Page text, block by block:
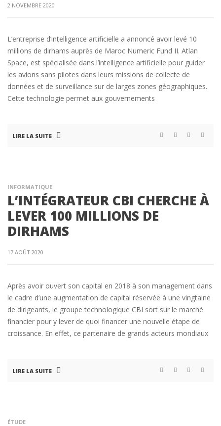
2 NOVEMBRE 2020
L’entreprise d’intelligence artificielle a annoncé avoir levé 10
millions de dirhams auprès de Maroc Numeric Fund II. Atlan
Space, est spécialisée dans l’intelligence artificielle pour guider
les avions sans pilotes dans leurs missions de collecte de
données et de surveillance sur de larges zones géographiques.
Cette technologie permet aux gouvernements
LIRE LA SUITE
INFORMATIQUE
L’INTÉGRATEUR CBI CHERCHE À
LEVER 100 MILLIONS DE
DIRHAMS
17 AOÛT 2020
Après avoir ouvert son capital en 2018 à son management dans
le cadre d’une augmentation de capital réservée à une vingtaine
de dirigeants, le groupe technologique CBI sort sur le marché
financier pour y lever de quoi financer une nouvelle étape de
croissance. En effet, ce partenaire de grands acteurs mondiaux
LIRE LA SUITE
ÉTUDE